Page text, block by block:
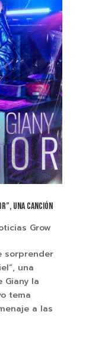
una canción
Grow
sorprender
una
Giany la
tema
a las